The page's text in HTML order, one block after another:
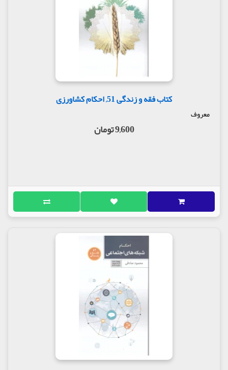
کتاب فقه و زندگی 51, احکام کشاورزی
معروف
9,600 تومان